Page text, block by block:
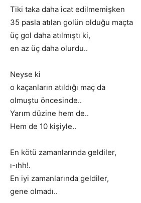
Tiki taka daha icat edilmemişken
35 pasla atılan golün olduğu maçta
üç gol daha atılmıştı ki,
en az üç daha olurdu..
Neyse ki
o kaçanların atıldığı maç da
olmuştu öncesinde..
Yarım düzine hem de..
Hem de 10 kişiyle..
En kötü zamanlarında geldiler,
ı-ıhh!.
En iyi zamanlarında geldiler,
gene olmadı..